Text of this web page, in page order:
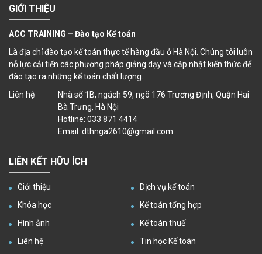
GIỚI THIỆU
ACC TRAINING – Đào tạo Kế toán
Là địa chỉ đào tạo kế toán thực tế hàng đầu ở Hà Nội. Chúng tôi luôn
nỗ lực cải tiến các phương pháp giảng dạy và cập nhật kiến thức để
đào tạo ra những kế toán chất lượng.
Liên hệ
Nhà số 1B, ngách 59, ngõ 176 Trương Định, Quận Hai
Bà Trưng, Hà Nội
Hotline: 033 871 4414
Email: dthnga2610@gmail.com
LIÊN KẾT HỮU ÍCH
Giới thiệu
Dịch vụ kế toán
Khóa học
Kế toán tổng hợp
Hình ảnh
Kế toán thuế
Liên hệ
Tin học Kế toán